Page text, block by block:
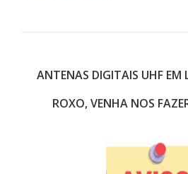
ANTENAS DIGITAIS UHF EM
ROXO, VENHA NOS